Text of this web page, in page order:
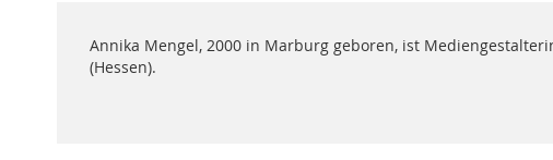
Annika Mengel, 2000 in Marburg geboren, ist
(Hessen).